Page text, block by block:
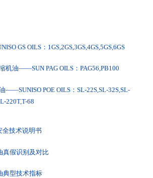
GS OILS：1GS,2GS,3GS,4GS,5GS,6GS
机油——SUN PAG OILS：PAG56,PB100
——SUNISO POE OILS：SL-22S,SL-32S,SL-
220T,T-68
全技术说明书
真假识别及对比
典型技术指标